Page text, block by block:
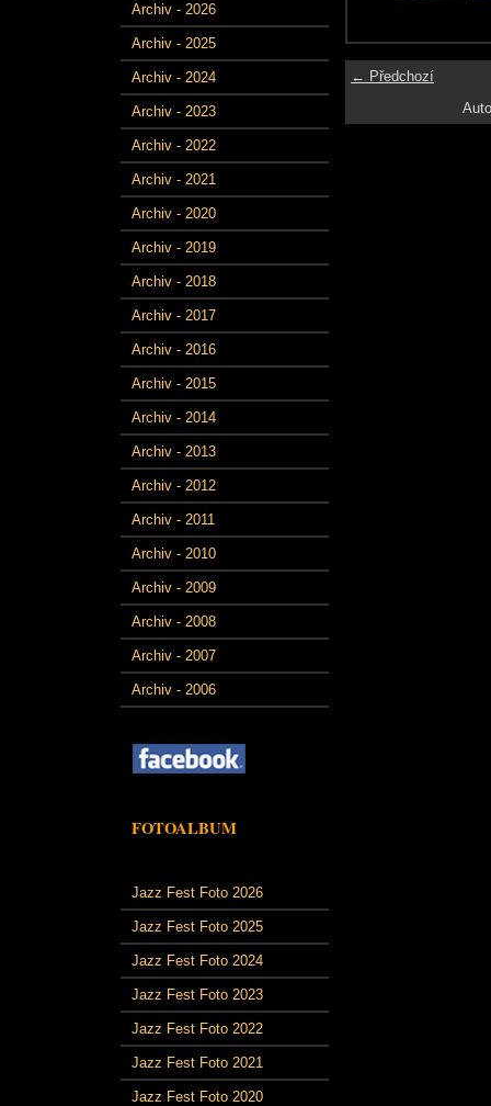
Archiv - 2026
Archiv - 2025
Archiv - 2024
Archiv - 2023
Archiv - 2022
Archiv - 2021
Archiv - 2020
Archiv - 2019
Archiv - 2018
Archiv - 2017
Archiv - 2016
Archiv - 2015
Archiv - 2014
Archiv - 2013
Archiv - 2012
Archiv - 2011
Archiv - 2010
Archiv - 2009
Archiv - 2008
Archiv - 2007
Archiv - 2006
FOTOALBUM
Jazz Fest Foto 2026
Jazz Fest Foto 2025
Jazz Fest Foto 2024
Jazz Fest Foto 2023
Jazz Fest Foto 2022
Jazz Fest Foto 2021
Jazz Fest Foto 2020
← Předchozí